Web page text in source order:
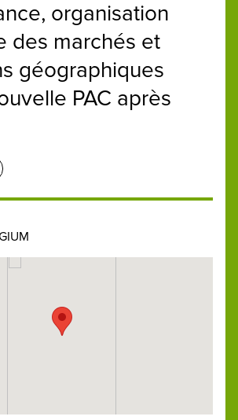
organisation
des marchés et
géographiques
PAC après